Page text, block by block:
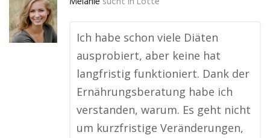
Ich habe schon viele Diäten
ausprobiert, aber keine hat
langfristig funktioniert. Dank der
Ernährungsberatung habe ich
verstanden, warum. Es geht nicht
um kurzfristige Veränderungen,